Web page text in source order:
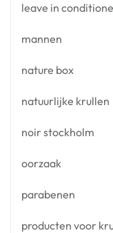
leave in
mannen
nature box
natuurlijke krullen
noir stockholm
oorzaak
parabenen
producten voor